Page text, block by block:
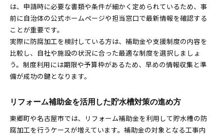
は、申請時に必要な書類や条件が細かく定められているため、事
前に自治体の公式ホームページや担当窓口で最新情報を確認する
ことが重要です。
実際に防腐加工を検討している方は、補助金や支援制度の内容を
比較し、自社や施設の状況に合った最適な制度を選択しましょ
う。制度利用には期限や予算枠があるため、早めの情報収集と準
備が成功の鍵となります。
リフォーム補助金を活用した貯水槽対策の進め方
東郷町や名古屋市では、リフォーム補助金を利用して貯水槽の防
腐加工を行うケースが増えています。補助金の対象となる工事内